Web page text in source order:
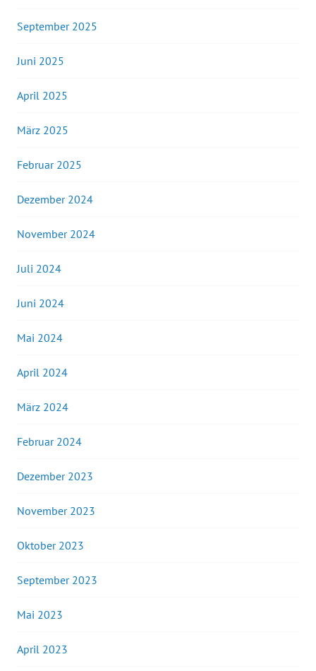
September 2025
Juni 2025
April 2025
März 2025
Februar 2025
Dezember 2024
November 2024
Juli 2024
Juni 2024
Mai 2024
April 2024
März 2024
Februar 2024
Dezember 2023
November 2023
Oktober 2023
September 2023
Mai 2023
April 2023